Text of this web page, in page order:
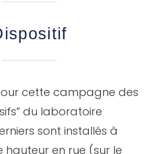
cette campagne des
du laboratoire
sont installés à
hauteur en rue (sur le